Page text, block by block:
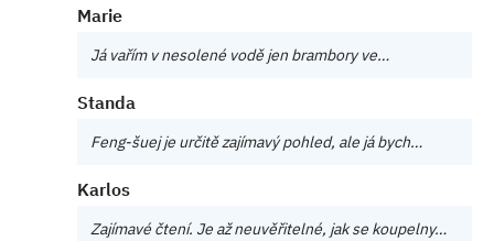
Marie
Já vařím v nesolené vodě jen brambory ve…
Standa
Feng-šuej je určitě zajímavý pohled, ale já bych…
Karlos
Zajímavé čtení. Je až neuvěřitelné, jak se koupelny…